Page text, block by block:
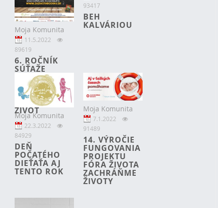
Moja Komunita
11.5.2022
89619
6. ROČNÍK
SÚŤAŽE
RODINA A
ZÁKLADNÉ
ĽUDSKÉ
PRÁVO NA
ŽIVOT
93417
BEH
KALVÁRIOU
Moja Komunita
22.3.2022
84929
DEŇ
POČATÉHO
DIEŤAŤA AJ
TENTO ROK
Moja Komunita
7.1.2022
91489
14. VÝROČIE
FUNGOVANIA
PROJEKTU
FÓRA ŽIVOTA
ZACHRÁŇME
ŽIVOTY